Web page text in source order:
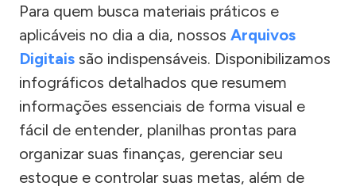
Para quem busca materiais práticos e
aplicáveis no dia a dia, nossos Arquivos
Digitais são indispensáveis. Disponibilizamos
infográficos detalhados que resumem
informações essenciais de forma visual e
fácil de entender, planilhas prontas para
organizar suas finanças, gerenciar seu
estoque e controlar suas metas, além de